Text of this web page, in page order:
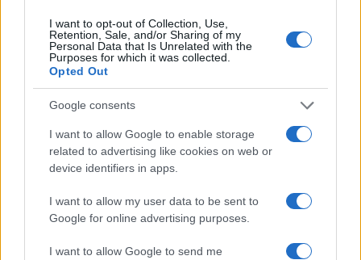
I want to opt-out of Collection, Use,
Retention, Sale, and/or Sharing of my
Personal Data that Is Unrelated with the
Purposes for which it was collected.
Opted Out
Google consents
I want to allow Google to enable storage
related to advertising like cookies on web or
device identifiers in apps.
I want to allow my user data to be sent to
Google for online advertising purposes.
I want to allow Google to send me